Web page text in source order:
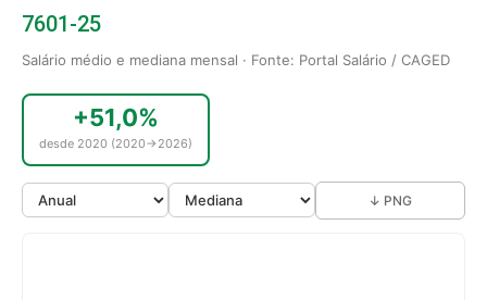
7601-25
Salário médio e mediana mensal · Fonte: Portal Salário / CAGED
+51,0%
desde 2020 (2020→2026)
↓ PNG